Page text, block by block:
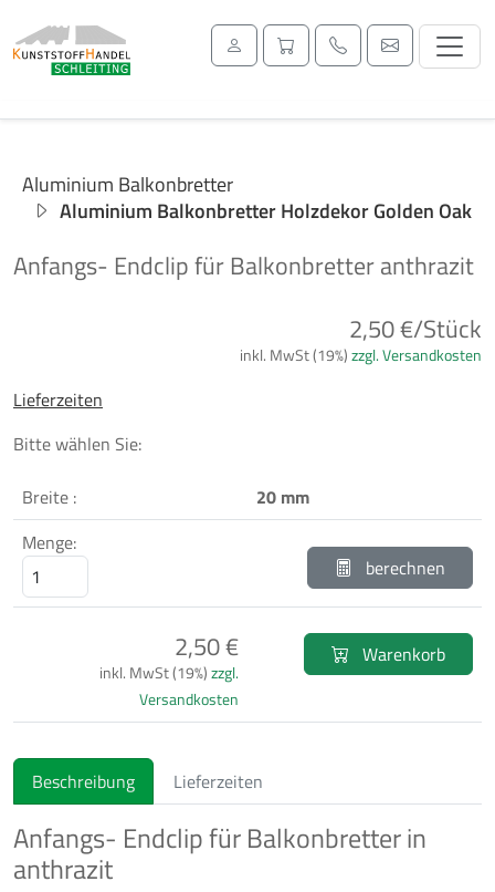
Aluminium Balkonbretter
Aluminium Balkonbretter Holzdekor Golden Oak
Anfangs- Endclip für Balkonbretter anthrazit
2,50 €/Stück
inkl. MwSt (19%)zzgl. Versandkosten
Lieferzeiten
Bitte wählen Sie:
Breite :
20 mm
Menge:
berechnen
2,50 €
inkl. MwSt (19%)zzgl.
Versandkosten
Warenkorb
Beschreibung Lieferzeiten
Anfangs- Endclip für Balkonbretter in
anthrazit